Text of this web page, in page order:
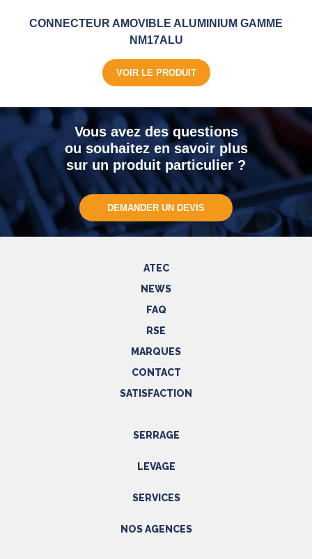
CONNECTEUR AMOVIBLE ALUMINIUM GAMME
NM17ALU
VOIR LE PRODUIT
Vous avez des questions
ou souhaitez en savoir plus
sur un produit particulier ?
DEMANDER UN DEVIS
ATEC
NEWS
FAQ
RSE
MARQUES
CONTACT
SATISFACTION
SERRAGE
Outils électriques
LEVAGE
EPI
SERVICES
NOS AGENCES